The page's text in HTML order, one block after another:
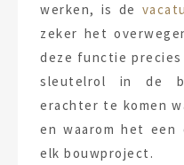
werken, is de
zeker het
deze functie precies
sleutelrol in de
erachter te komen
en waarom het een
elk bouwproject.